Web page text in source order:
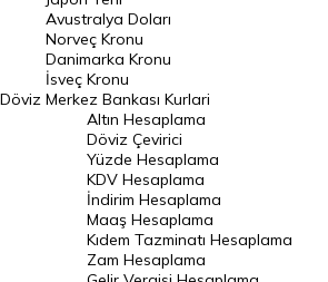
Danimarka Kronu Kuru
Kanada Doları Kuru
Norveç Kronu Kuru
İsveç Kronu Kuru
Japon Yeni Kuru
Serbest Piyasa Döviz Kurları
Merkez Bankası Döviz Kurları
Döviz
Avustralya Doları
Norveç Kronu
Danimarka Kronu
İsveç Kronu
Merkez Bankası Kurlari
Altın Hesaplama
Döviz Çevirici
Yüzde Hesaplama
KDV Hesaplama
İndirim Hesaplama
Maaş Hesaplama
Kıdem Tazminatı Hesaplama
Zam Hesaplama